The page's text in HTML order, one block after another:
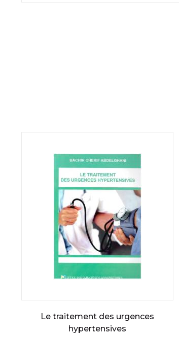
Le traitement des urgences
hypertensives